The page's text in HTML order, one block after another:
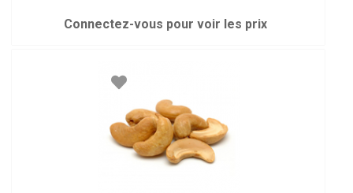
Connectez-vous pour voir les prix